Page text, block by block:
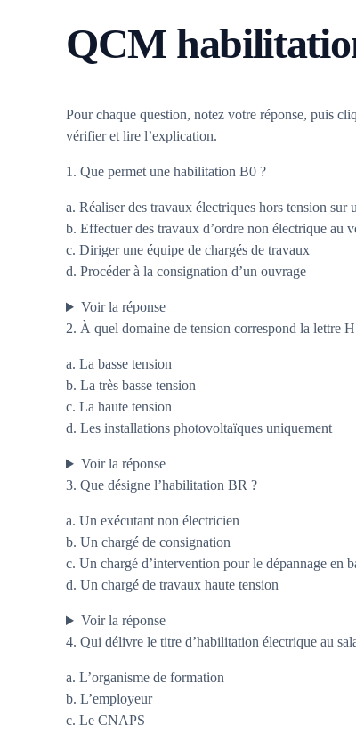
QCM
Pour chaque question, notez votre réponse, puis
vérifier et lire l’explication.
1. Que permet une habilitation B0 ?
a. Réaliser des travaux électriques hors tension sur
b. Effectuer des travaux d’ordre non électrique au
c. Diriger une équipe de chargés de travaux
d. Procéder à la consignation d’un ouvrage
Voir la réponse
2. À quel domaine de tension correspond la lettre
a. La basse tension
b. La très basse tension
c. La haute tension
d. Les installations photovoltaïques uniquement
Voir la réponse
3. Que désigne l’habilitation BR ?
a. Un exécutant non électricien
b. Un chargé de consignation
c. Un chargé d’intervention pour le dépannage en
d. Un chargé de travaux haute tension
Voir la réponse
4. Qui délivre le titre d’habilitation électrique au
a. L’organisme de formation
b. L’employeur
c. Le CNAPS